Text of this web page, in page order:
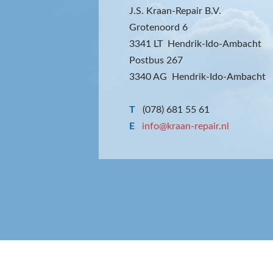
J.S. Kraan-Repair B.V.
Grotenoord 6
3341 LT Hendrik-Ido-Ambacht
Postbus 267
3340 AG Hendrik-Ido-Ambacht
T
(078) 681 55 61
E
info@kraan-repair.nl